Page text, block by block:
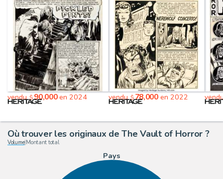
vendu$90,000en 2024 vendu$78,000en 2022
Où trouver les originaux de The Vault of Horror ?
Volume| Montant total
Pays